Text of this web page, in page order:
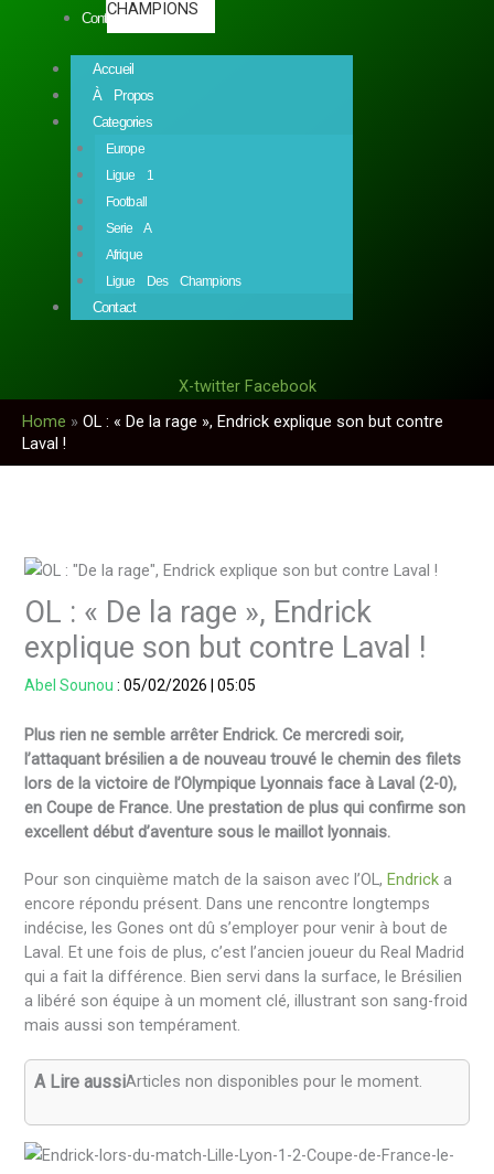
CHAMPIONS
Contact
Accueil
À Propos
Categories
Europe
Ligue 1
Football
Serie A
Afrique
Ligue Des Champions
Contact
X-twitter Facebook
Home » OL : « De la rage », Endrick explique son but contre
Laval !
OL : « De la rage », Endrick
explique son but contre Laval !
Abel Sounou :05/02/2026 |05:05
Plus rien ne semble arrêter Endrick. Ce mercredi soir,
l’attaquant brésilien a de nouveau trouvé le chemin des filets
lors de la victoire de l’Olympique Lyonnais face à Laval (2-0),
en Coupe de France. Une prestation de plus qui confirme son
excellent début d’aventure sous le maillot lyonnais.
Pour son cinquième match de la saison avec l’OL, Endrick a
encore répondu présent. Dans une rencontre longtemps
indécise, les Gones ont dû s’employer pour venir à bout de
Laval. Et une fois de plus, c’est l’ancien joueur du Real Madrid
qui a fait la différence. Bien servi dans la surface, le Brésilien
a libéré son équipe à un moment clé, illustrant son sang-froid
mais aussi son tempérament.
A Lire aussiArticles non disponibles pour le moment.